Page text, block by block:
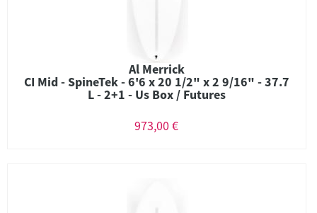
Al Merrick
CI Mid - SpineTek - 6'6 x 20 1/2" x 2 9/16" - 37.7
L - 2+1 - Us Box / Futures
973,00 €